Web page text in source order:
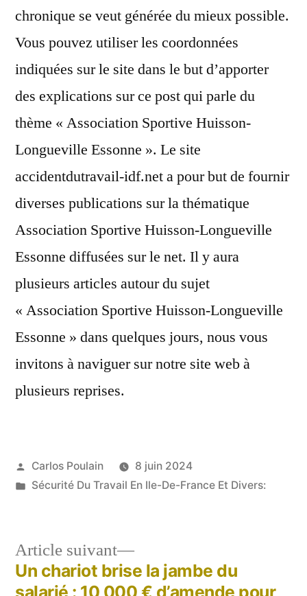
chronique se veut générée du mieux possible.
Vous pouvez utiliser les coordonnées
indiquées sur le site dans le but d’apporter
des explications sur ce post qui parle du
thème « Association Sportive Huisson-
Longueville Essonne ». Le site
accidentdutravail-idf.net a pour but de fournir
diverses publications sur la thématique
Association Sportive Huisson-Longueville
Essonne diffusées sur le net. Il y aura
plusieurs articles autour du sujet
« Association Sportive Huisson-Longueville
Essonne » dans quelques jours, nous vous
invitons à naviguer sur notre site web à
plusieurs reprises.
Publié
par
Carlos Poulain
8 juin 2024
Publié
Sécurité Du Travail En Ile-De-France Et Divers:
Navigation
Article suivant
Article
suivant :
Un chariot brise la jambe du